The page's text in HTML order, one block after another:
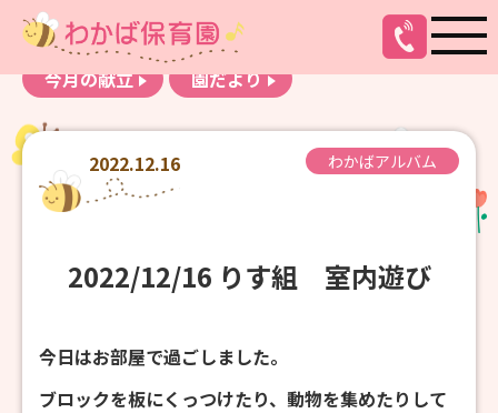
お知らせ
わかばアルバム
今月の献立
園だより
2022.12.16 わかばアルバム
2022/12/16 りす組 室内遊び
今日はお部屋で過ごしました。
ブロックを板にくっつけたり、動物を集めたりして